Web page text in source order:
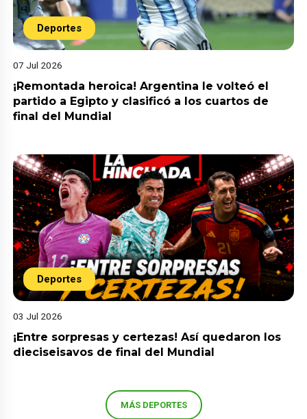
Deportes
07 Jul 2026
¡Remontada heroica! Argentina le volteó el
partido a Egipto y clasificó a los cuartos de
final del Mundial
Deportes
03 Jul 2026
¡Entre sorpresas y certezas! Así quedaron los
dieciseisavos de final del Mundial
MÁS DEPORTES